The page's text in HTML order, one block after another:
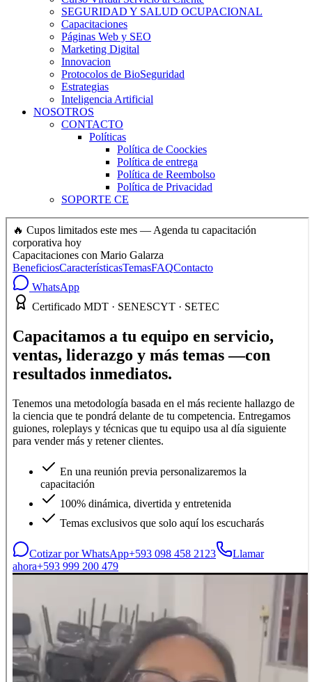
SEGURIDAD Y SALUD OCUPACIONAL
Capacitaciones
Páginas Web y SEO
Marketing Digital
Innovacion
Protocolos de BioSeguridad
Estrategias
Inteligencia Artificial
NOSOTROS
CONTACTO
Políticas
Política de Coockies
Política de entrega
Política de Reembolso
Política de Privacidad
SOPORTE CE